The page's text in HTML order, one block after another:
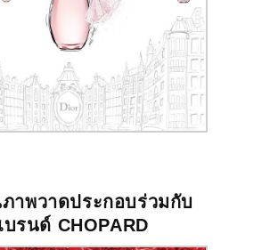
าพวาดประกอบร่วมกับ
บรนด์ CHOPARD